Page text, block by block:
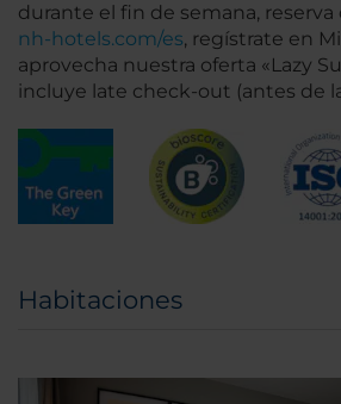
durante el fin de semana,
nh-hotels.com/es, regístrate en
aprovecha nuestra oferta «Lazy
incluye late check-out (antes de
Habitaciones